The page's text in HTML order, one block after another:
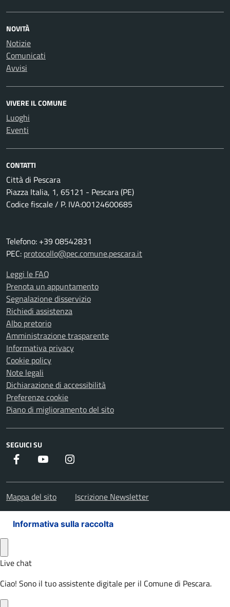
NOVITÀ
Notizie
Comunicati
Avvisi
VIVERE IL COMUNE
Luoghi
Eventi
CONTATTI
Città di Pescara
Piazza Italia, 1, 65121 - Pescara (PE)
Codice fiscale / P. IVA:00124600685
Telefono: +39 08542831
PEC: protocollo@pec.comune.pescara.it
Leggi le FAQ
Prenota un appuntamento
Segnalazione disservizio
Richiedi assistenza
Albo pretorio
Amministrazione trasparente
Informativa privacy
Cookie policy
Note legali
Dichiarazione di accessibilità
Preferenze cookie
Piano di miglioramento del sito
SEGUICI SU
Facebook Youtube
Mappa del sito Iscrizione Newsletter
Informativa sulla raccolta